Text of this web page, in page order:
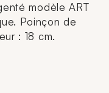
modèle ART
Poinçon de
: 18 cm.